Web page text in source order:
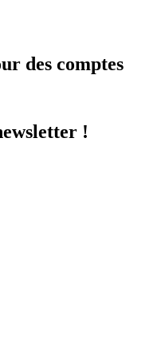
des comptes
!